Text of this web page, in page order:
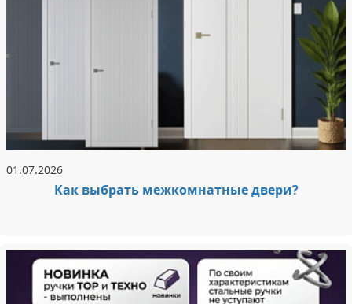
01.07.2026
Как выбрать межкомнатные двери?